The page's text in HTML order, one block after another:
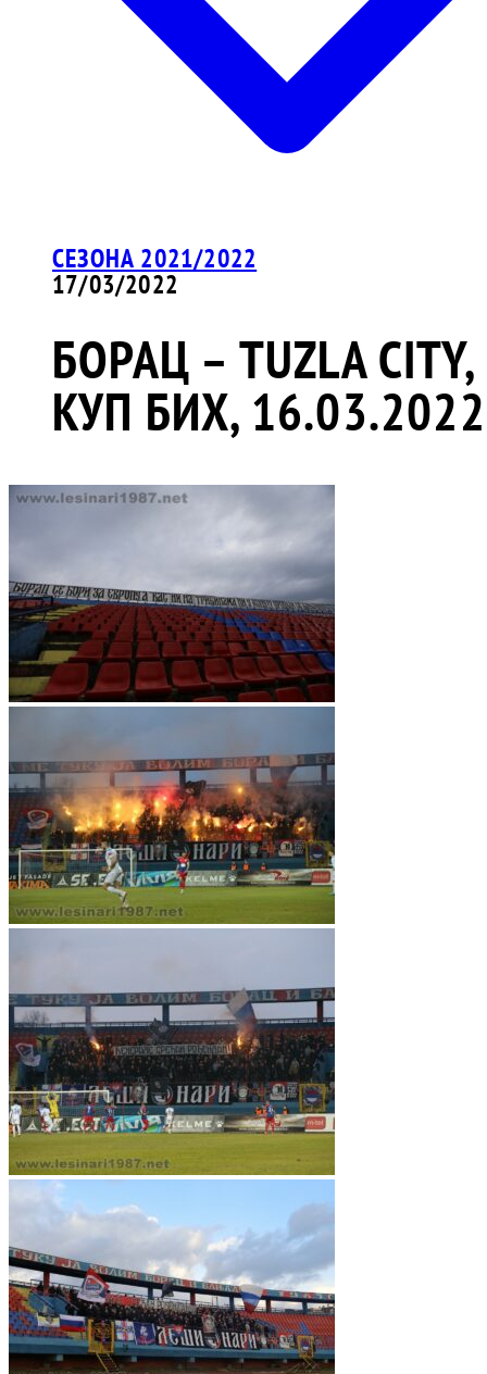
СЕЗОНА 2021/2022
17/03/2022
БОРАЦ – TUZLA CITY,
КУП БИХ,